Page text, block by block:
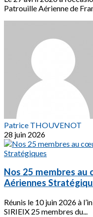
Patrouille Aérienne de
Patrice THOUVENOT
28 juin 2026
Nos 25 membres au
Aériennes
Réunis le 10 juin 2026 à
SIRIEIX 25 membres du...